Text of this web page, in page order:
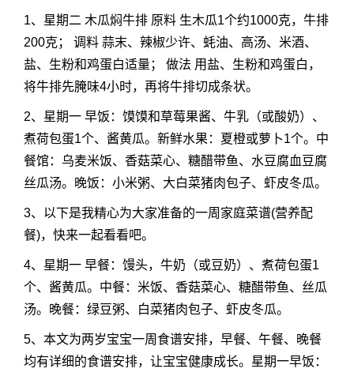
1、星期二 木瓜焖牛排 原料 生木瓜1个约1000克，牛排
200克； 调料 蒜末、辣椒少许、蚝油、高汤、米酒、
盐、生粉和鸡蛋白适量； 做法 用盐、生粉和鸡蛋白，
将牛排先腌味4小时，再将牛排切成条状。
2、星期一 早饭：馍馍和草莓果酱、牛乳（或酸奶）、
煮荷包蛋1个、酱黄瓜。新鲜水果：夏橙或萝卜1个。中
餐馆：乌麦米饭、香菇菜心、糖醋带鱼、水豆腐血豆腐
丝瓜汤。晚饭：小米粥、大白菜猪肉包子、虾皮冬瓜。
3、以下是我精心为大家准备的一周家庭菜谱(营养配
餐)，快来一起看看吧。
4、星期一 早餐：馒头，牛奶（或豆奶）、煮荷包蛋1
个、酱黄瓜。中餐：米饭、香菇菜心、糖醋带鱼、丝瓜
汤。晚餐：绿豆粥、白菜猪肉包子、虾皮冬瓜。
5、本文为两岁宝宝一周食谱安排，早餐、午餐、晚餐
均有详细的食谱安排，让宝宝健康成长。星期一早饭：